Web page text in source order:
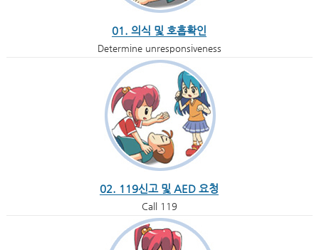
01. 의식 및 호흡확인
Determine unresponsiveness
02. 119신고 및 AED 요청
Call 119